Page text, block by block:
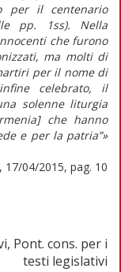
per il centenario
pp. 1ss). Nella
che furono
ma molti di
per il nome di
celebrato, il
solenne liturgia
che hanno
e per la patria”»
17/04/2015, pag. 10
Pont. cons. per i
testi legislativi